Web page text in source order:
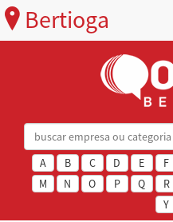
Bertioga
A B C D E F
M
N O P Q R
Y